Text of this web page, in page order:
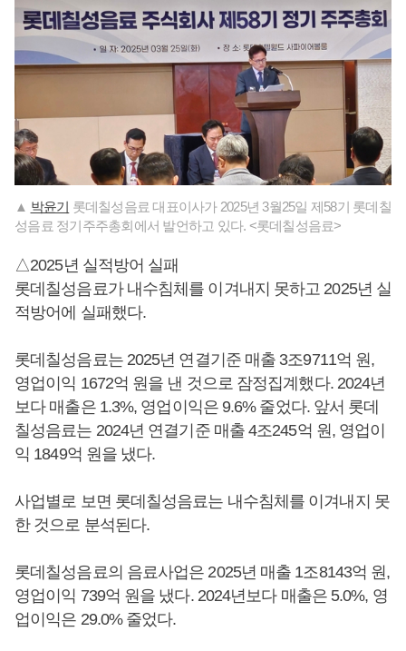
▲ 박윤기 롯데칠성음료 대표이사가 2025년 3월25일 제58기 롯데칠
성음료 정기주주총회에서 발언하고 있다. <롯데칠성음료>
△2025년 실적방어 실패
롯데칠성음료가 내수침체를 이겨내지 못하고 2025년 실
적방어에 실패했다.
롯데칠성음료는 2025년 연결기준 매출 3조9711억 원,
영업이익 1672억 원을 낸 것으로 잠정집계했다. 2024년
보다 매출은 1.3%, 영업이익은 9.6% 줄었다. 앞서 롯데
칠성음료는 2024년 연결기준 매출 4조245억 원, 영업이
익 1849억 원을 냈다.
사업별로 보면 롯데칠성음료는 내수침체를 이겨내지 못
한 것으로 분석된다.
롯데칠성음료의 음료사업은 2025년 매출 1조8143억 원,
영업이익 739억 원을 냈다. 2024년보다 매출은 5.0%, 영
업이익은 29.0% 줄었다.